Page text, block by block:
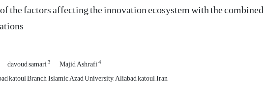
the factors affecting the innovation ecosystem with the
davoud samari3 Majid Ashrafi4
katoul Branch, Islamic Azad University, Aliabad katoul, Iran